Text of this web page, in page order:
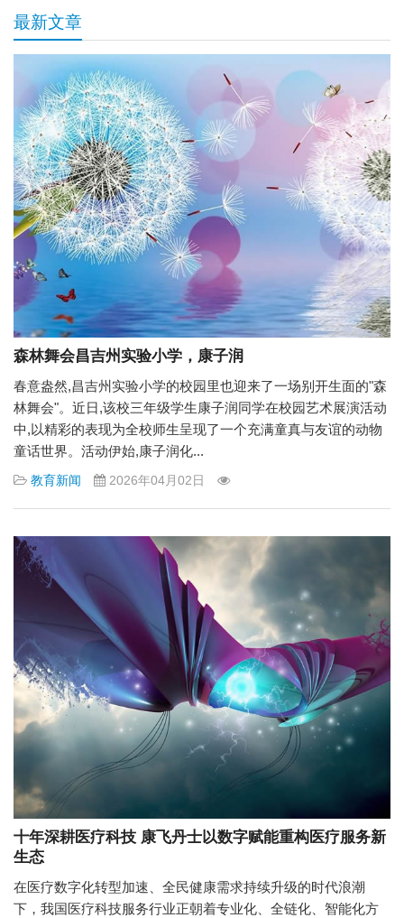
最新文章
森林舞会昌吉州实验小学，康子润
春意盎然,昌吉州实验小学的校园里也迎来了一场别开生面的"森
林舞会"。近日,该校三年级学生康子润同学在校园艺术展演活动
中,以精彩的表现为全校师生呈现了一个充满童真与友谊的动物
童话世界。活动伊始,康子润化...
教育新闻 2026年04月02日
十年深耕医疗科技 康飞丹士以数字赋能重构医疗服务新
生态
在医疗数字化转型加速、全民健康需求持续升级的时代浪潮
下，我国医疗科技服务行业正朝着专业化、全链化、智能化方